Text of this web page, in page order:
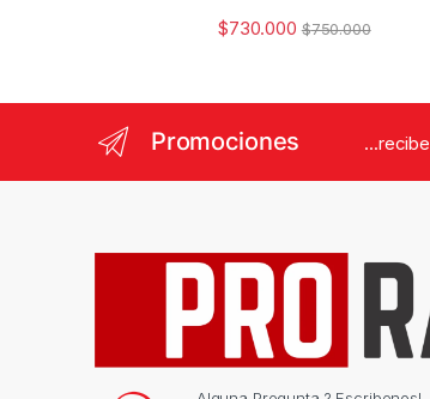
$730.000 $750.000
Promociones ...recibe